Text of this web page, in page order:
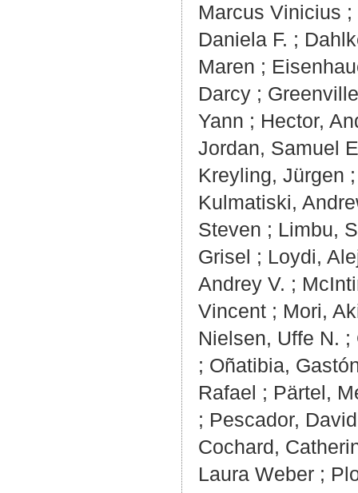
Marcus Vinicius ;
Daniela F. ;
Maren ;
Darcy ;
Yann ; Hector,
Jordan, Samuel
Kreyling, Jürgen
Kulmatiski,
Steven ; Limbu,
Grisel ; Loydi,
Andrey V. ;
Vincent ; Mori,
Nielsen, Uffe N. ;
; Oñatibia,
Rafael ; Pärtel,
; Pescador,
Cochard,
Laura Weber ;